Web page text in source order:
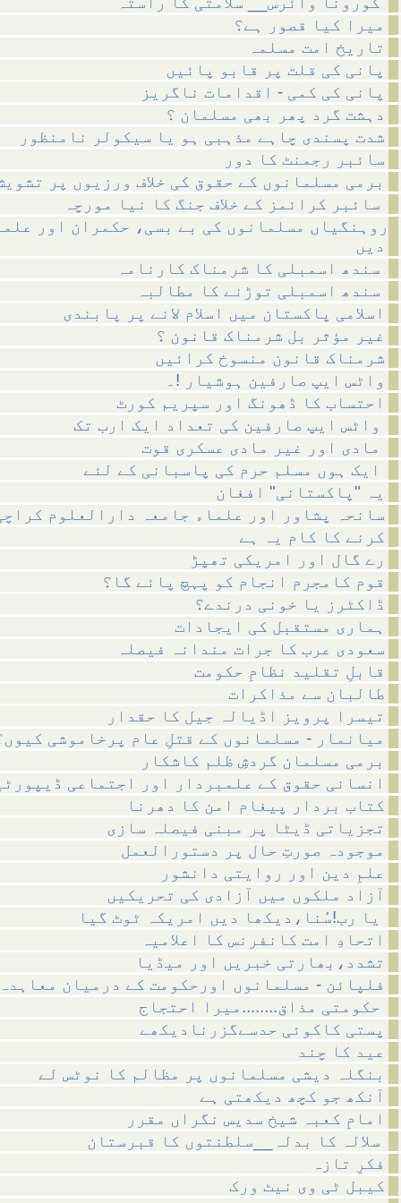
میرا کیا قصور ہے؟
تاریخ امت مسلمہ
پانی کی قلت پر قابو پائیں
پانی کی کمی - اقدامات ناگریز
دہشت گرد پھر بھی مسلمان ؟
شدت پسندی چاہے مذہبی ہو یا سیکولر نامنظور
سائبر رجمنٹ کا دور
برمی مسلمانوں کے حقوق کی خلاف ورزیوں پر
روہنگیاں مسلمانوں کی بے بسی، حکمران اور
دیں
اسلامی پاکستان میں اسلام لانے پر پابندی
غیر مؤثر بل شرمناک قانون ؟
شرمناک قانون منسوخ کرائیں
واٹس ایپ صارفین ہوشیار !۔
احتساب کا ڈھونگ اور سپریم کورٹ
یہ "پاکستانی" افغان
سانحہ پشاور اور علماء جامعہ دارالعلوم
کرنے کا کام یہ ہے
رے گال اور امریکی تھپڑ
قوم کامجرم انجام کو پہچ پائے گا؟
ڈاکٹرز یا خونی درندے؟
ہماری مستقبل کی ایجادات
سعودی عرب کا جرات مندانہ فیصلہ
قابلِ تقلید نظامِ حکومت
طالبان سے مذاکرات
تیسرا پرویز اڈیالہ جیل کا حقدار
میانمار - مسلمانوں کے قتلِ عام پرخاموشی
برمی مسلمان گردشِ ظلم کاشکار
انسانی حقوق کے علمبردار اور اجتماعی
کتاب بردار پیغام امن کا دھرنا
تجزیاتی ڈیٹا پر مبنی فیصلہ سازی
موجودہ صورتِ حال پر دستورالعمل
علمِ دین اور روایتی دانشور
آزاد ملکوں میں آزادی کی تحریکیں
اتحادِ امت کانفرنس کا اعلامیہ
تشدد،بھارتی خبریں اور میڈیا
فلپائن - مسلمانوں اورحکومت کے درمیان
پستی کاکوئی حدسےگزرنادیکھے
عید کا چند
بنگلہ دیشی مسلمانوں پر مظالم کا نوٹس لے
آنکھ جو کچھ دیکھتی ہے
امامِ کعبہ شیخ سدیس نگراں مقرر
فکرِ تازہ
کیبل ٹی وی نیٹ ورک